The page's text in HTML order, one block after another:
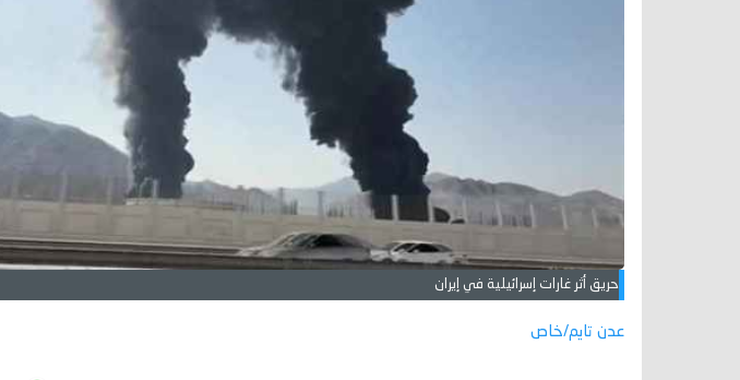
حريق أثر غارات إسرائيلية في إيران
عدن تايم/خاص